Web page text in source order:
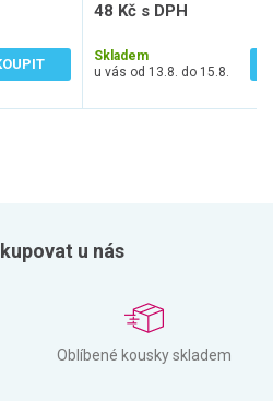
48 Kč s DPH
Skladem
u vás od 13.8. do 15.8.
u nás
Oblíbené kousky skladem